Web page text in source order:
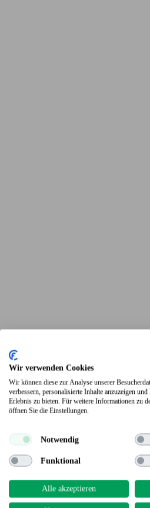
Terrassendielen
Wir verwenden Cookies
Wir können diese zur Analyse unserer
verbessern, personalisierte Inhalte anzuzeigen
Erlebnis zu bieten. Für weitere Informationen zu
öffnen Sie die Einstellungen.
Notwendig
Funktional
Alle akzeptieren